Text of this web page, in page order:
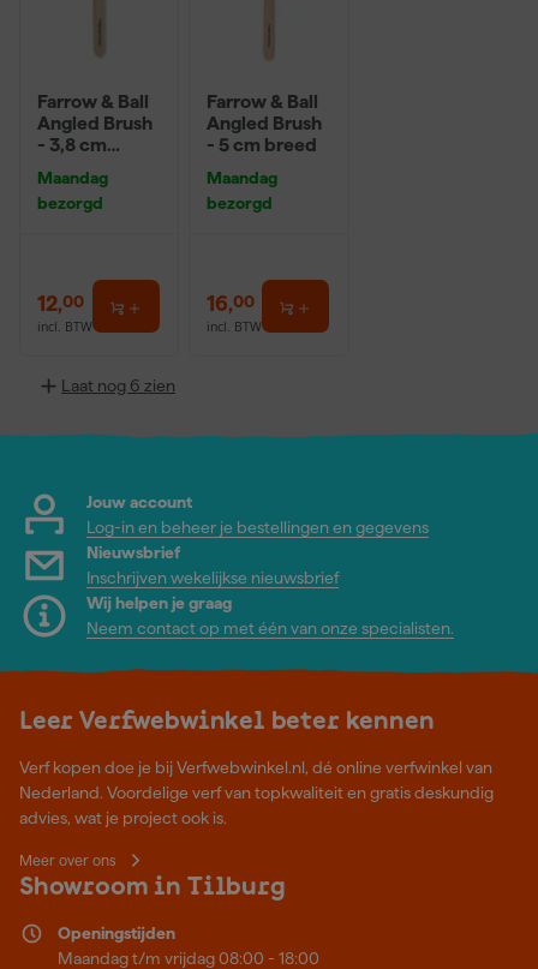
Farrow & Ball
Angled Brush
- 3,8 cm
Maandag
bezorgd
12,00
incl. BTW
Farrow & Ball
Angled Brush
- 5 cm breed
Maandag
bezorgd
16,00
incl. BTW
Laat nog 6 zien
Jouw account
Log-in en beheer je bestellingen en gegevens
Nieuwsbrief
Inschrijven wekelijkse nieuwsbrief
Wij helpen je graag
Neem contact op met één van onze specialisten.
Leer Verfwebwinkel beter kennen
Verf kopen doe je bij Verfwebwinkel.nl, dé online verfwinkel van
Nederland. Voordelige verf van topkwaliteit en gratis deskundig
advies, wat je project ook is.
Meer over ons
Showroom in Tilburg
Openingstijden
Maandag t/m vrijdag 08:00 - 18:00